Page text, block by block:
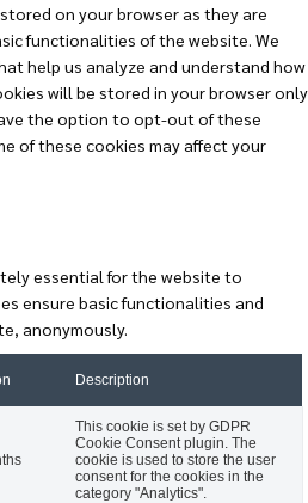
on your browser as they are
functionalities of the website. We
help us analyze and understand how
will be stored in your browser only
the option to opt-out of these
of these cookies may affect your
essential for the website to
ensure basic functionalities and
anonymously.
Description
This cookie is set by GDPR
Cookie Consent plugin. The
cookie is used to store the user
consent for the cookies in the
category "Analytics".